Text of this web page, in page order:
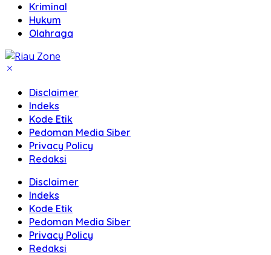
Kriminal
Hukum
Olahraga
Disclaimer
Indeks
Kode Etik
Pedoman Media Siber
Privacy Policy
Redaksi
Disclaimer
Indeks
Kode Etik
Pedoman Media Siber
Privacy Policy
Redaksi